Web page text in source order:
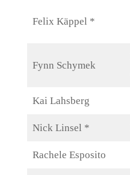
Felix Käppel *
Fynn Schymek
Kai Lahsberg
Nick Linsel *
Rachele Esposito